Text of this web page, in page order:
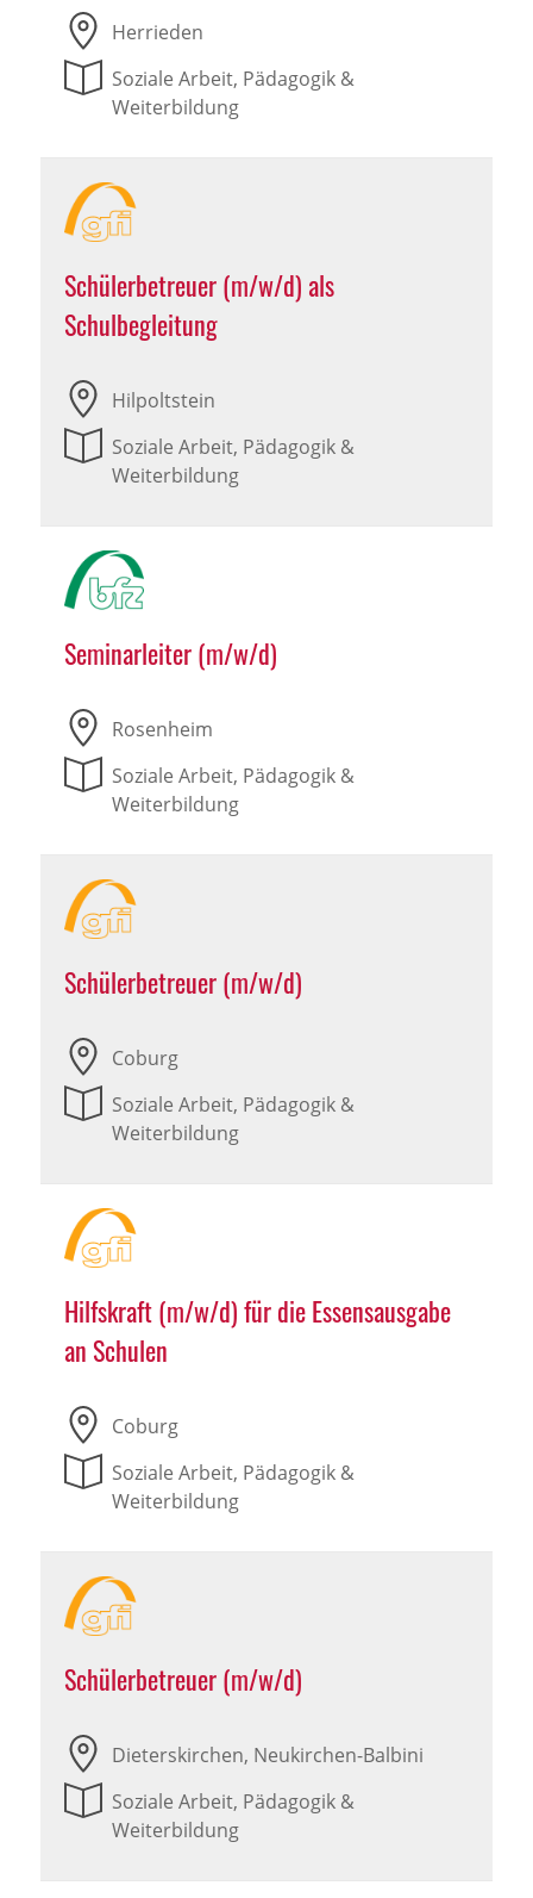
Herrieden
Soziale Arbeit, Pädagogik &
Weiterbildung
Schülerbetreuer (m/w/d) als
Schulbegleitung
Hilpoltstein
Soziale Arbeit, Pädagogik &
Weiterbildung
Seminarleiter (m/w/d)
Rosenheim
Soziale Arbeit, Pädagogik &
Weiterbildung
Schülerbetreuer (m/w/d)
Coburg
Soziale Arbeit, Pädagogik &
Weiterbildung
Hilfskraft (m/w/d) für die Essensausgabe
an Schulen
Coburg
Soziale Arbeit, Pädagogik &
Weiterbildung
Schülerbetreuer (m/w/d)
Dieterskirchen, Neukirchen-Balbini
Soziale Arbeit, Pädagogik &
Weiterbildung